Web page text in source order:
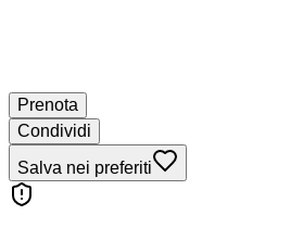
Prenota
Condividi
Salva nei preferiti